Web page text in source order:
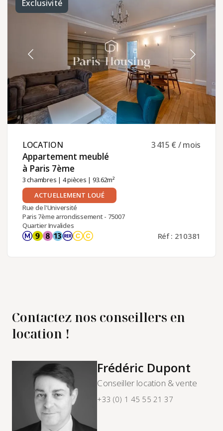
Exclusivité
LOCATION ​
Appartement meublé
à Paris 7ème ​
3 chambres | 4 pièces | 93.62m²
3 415 € / mois
ACTUELLEMENT LOUÉ
Rue de l'Université
Paris 7ème arrondissement - 75007
Quartier Invalides
Réf : 210381
Contactez nos conseillers en
location !
Frédéric Dupont
Conseiller location & vente
+33 (0) 1 45 55 21 37